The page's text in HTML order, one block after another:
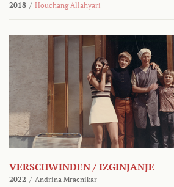
2018 / Houchang Allahyari
VERSCHWINDEN / IZGINJANJE
2022 / Andrina Mracnikar